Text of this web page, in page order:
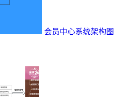
会员中心系统架构图